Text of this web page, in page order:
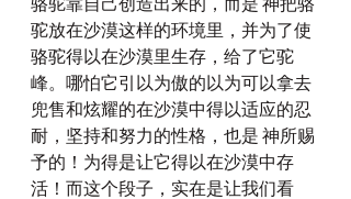
骆驼靠自己创造出来的，而是 神把骆
驼放在沙漠这样的环境里，并为了使
骆驼得以在沙漠里生存，给了它驼
峰。哪怕它引以为傲的以为可以拿去
兜售和炫耀的在沙漠中得以适应的忍
耐，坚持和努力的性格，也是 神所赐
予的！为得是让它得以在沙漠中存
活！而这个段子，实在是让我们看